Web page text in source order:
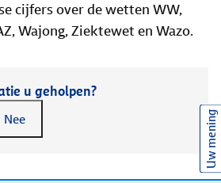
cijfers over de wetten WW,
Wajong, Ziektewet en Wazo.
u geholpen?
Nee Uw mening